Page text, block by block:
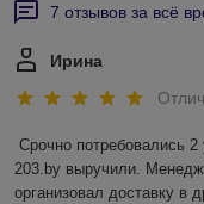
📍 Применение:
Квартиры,
Дома, коттеджи,
Отделка новых и
7 отзывов за всё
Ирина
Срочно потребовались 2
203.by выручили.
организовал доставку в